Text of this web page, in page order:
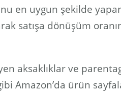
en uygun şekilde
satışa dönüşüm
aksaklıklar ve
Amazon’da ürün